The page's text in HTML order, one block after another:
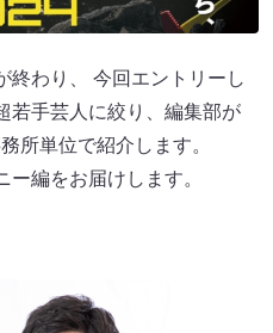
終わり、 今回エントリーし
若手芸人に絞り、編集部が
所単位で紹介します。
編をお届けします。